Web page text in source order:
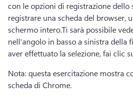
con le opzioni di registrazione dello
registrare una scheda del browser,
schermo intero.Ti sarà possibile
nell'angolo in basso a sinistra della
aver effettuato la selezione, fai clic
Nota: questa esercitazione mostra
scheda di Chrome.